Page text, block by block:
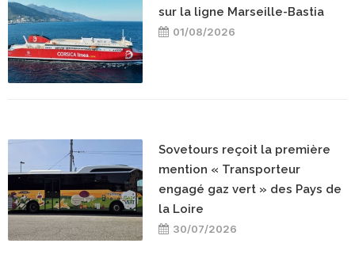
sur la ligne Marseille-Bastia
01/08/2026
Sovetours reçoit la première
mention « Transporteur
engagé gaz vert » des Pays de
la Loire
30/07/2026